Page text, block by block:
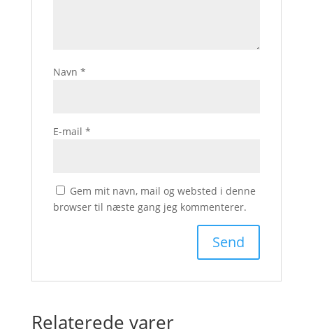
Navn *
E-mail *
Gem mit navn, mail og websted i denne
browser til næste gang jeg kommenterer.
Relaterede varer